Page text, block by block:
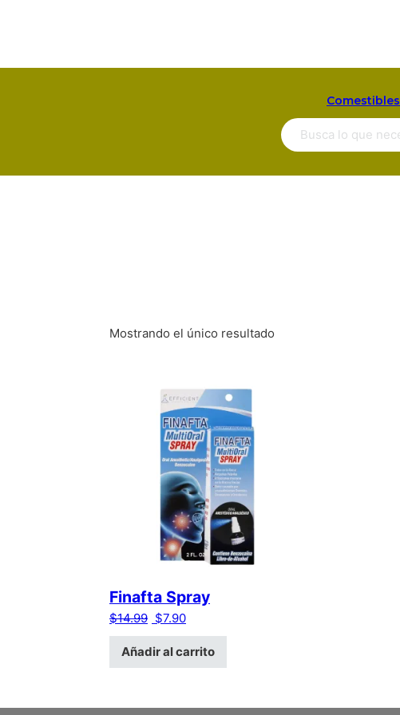
Comestibles
Buscar ...
Mostrando el único resultado
Finafta Spray
$14.99 El precio original era: $14.99.
$7.90El precio actual es: $7.90.
Añadir al carrito